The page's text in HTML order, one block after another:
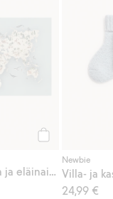
Newbie
24,99 €